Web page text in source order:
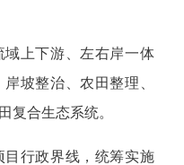
上下游、左右岸一体
坡整治、农田整理、
复合生态系统。
行政界线，统筹实施